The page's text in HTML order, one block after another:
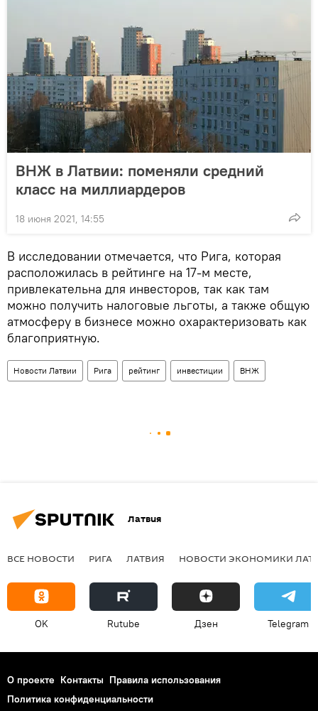
ВНЖ в Латвии: поменяли средний
класс на миллиардеров
18 июня 2021, 14:55
В исследовании отмечается, что Рига, которая
расположилась в рейтинге на 17-м месте,
привлекательна для инвесторов, так как там
можно получить налоговые льготы, а также общую
атмосферу в бизнесе можно охарактеризовать как
благоприятную.
Новости Латвии Рига рейтинг инвестиции ВНЖ
Латвия
ВСЕ НОВОСТИ РИГА ЛАТВИЯ НОВОСТИ ЭКОНОМИКИ
OK Rutube Дзен Telegram
О проекте Контакты Правила использования
Политика конфиденциальности